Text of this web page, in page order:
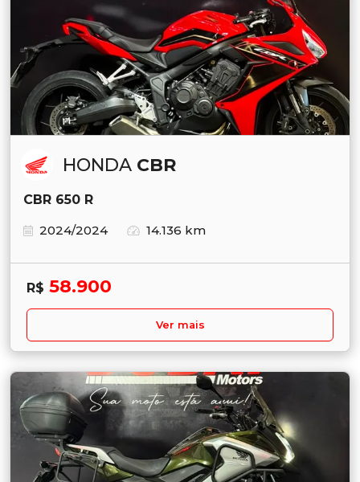
HONDA CBR
CBR 650 R
2024/2024
14.136 km
R$ 58.900
Ver mais